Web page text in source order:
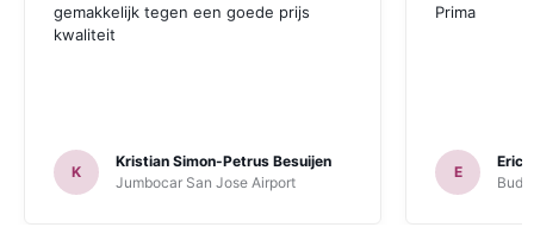
gemakkelijk tegen een goede prijs
kwaliteit
K
Kristian Simon-Petrus Besuijen
Jumbocar San Jose Airport
Prima
E
Eric